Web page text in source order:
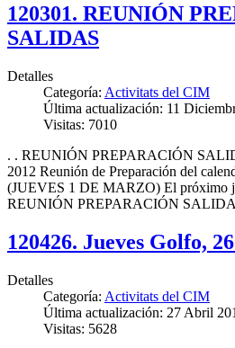
120301. REUNIÓN
SALIDAS
Detalles
Categoría: Activitats del CIM
Última actualización: 11
Visitas: 7010
. . REUNIÓN PREPARACIÓN
2012 Reunión de Preparación del
(JUEVES 1 DE MARZO) El próximo
REUNIÓN PREPARACIÓN
120426. Jueves Golfo,
Detalles
Categoría: Activitats del CIM
Última actualización: 27 Abril
Visitas: 5628